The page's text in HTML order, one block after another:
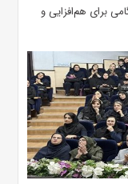
برای هم‌افزایی و